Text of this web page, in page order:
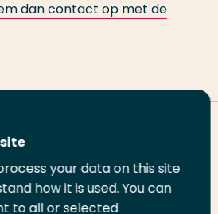
dan contact op met de
Print
your data on this site
how it is used. You can
to all or selected